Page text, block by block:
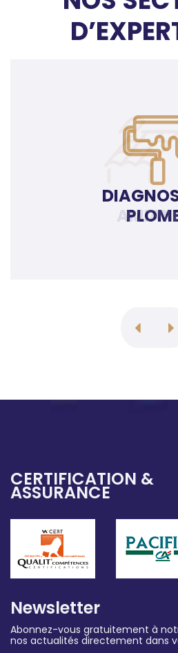
CERTIFICATION &
ASSURANCE
Newsletter
Abonnez-vous gratuitement à
nos actualités directement dans